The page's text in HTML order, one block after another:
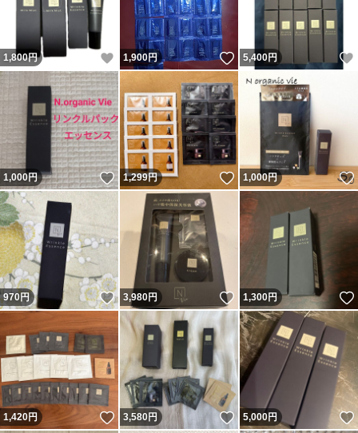
1,800円 いいね！
1,900円 いいね！
5,400円
1,000円 いいね！
1,299円 いいね！
1,000円
970円 いいね！
3,980円 いいね！
1,300円
1,420円 いいね！
3,580円 いいね！
5,000円